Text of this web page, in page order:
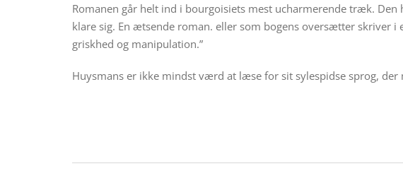
Romanen går helt ind i bourgoisiets mest ucharmerende træk.
klare sig. En ætsende roman. eller som bogens oversætter skriver
griskhed og manipulation.”
Huysmans er ikke mindst værd at læse for sit sylespidse sprog,